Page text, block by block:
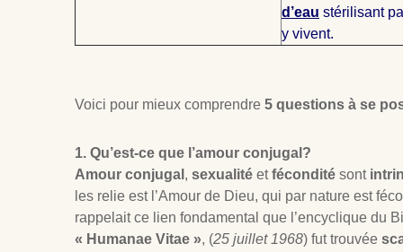
d’eau stérilisant
y vivent.
Voici pour mieux comprendre 5 questions à se
1. Qu’est-ce que l’amour conjugal?
Amour conjugal , sexualité etfécondité sont
les relie est l’Amour de Dieu, qui par nature est
rappelait ce lien fondamental que l’encyclique du
« Humanae Vitae », (25 juillet 1968) fut trouvée